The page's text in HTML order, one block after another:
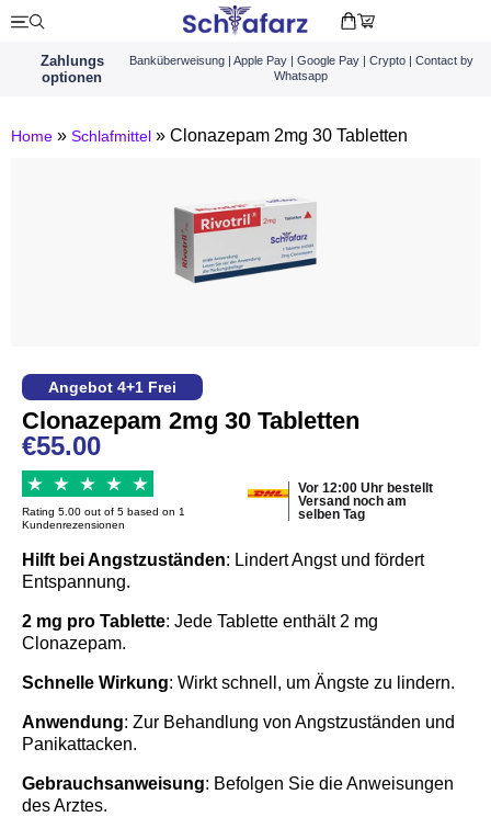
Zahlungs
optionen
Banküberweisung | Apple Pay | Google Pay | Crypto | Contact by
Whatsapp
Home » Schlafmittel » Clonazepam 2mg 30 Tabletten
Angebot 4+1 Frei
Clonazepam 2mg 30 Tabletten
€55.00
Rating 5.00 out of 5 based on 1
Kundenrezensionen
Vor 12:00 Uhr bestellt
Versand noch am
selben Tag
Hilft bei Angstzuständen: Lindert Angst und fördert
Entspannung.
2 mg pro Tablette: Jede Tablette enthält 2 mg
Clonazepam.
Schnelle Wirkung: Wirkt schnell, um Ängste zu lindern.
Anwendung: Zur Behandlung von Angstzuständen und
Panikattacken.
Gebrauchsanweisung: Befolgen Sie die Anweisungen
des Arztes.